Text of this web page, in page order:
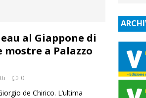
al Giappone di
mostre a Palazzo
0
de Chirico. L’ultima